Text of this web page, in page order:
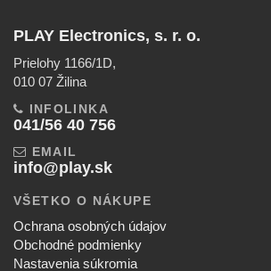
PLAY Electronics, s. r. o.
Prielohy 1166/1D,
010 07 Žilina
INFOLINKA
041/56 40 756
EMAIL
info@play.sk
VŠETKO O NÁKUPE
Ochrana osobných údajov
Obchodné podmienky
Nastavenia súkromia